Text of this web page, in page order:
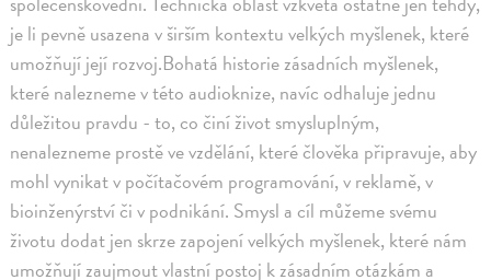
je li pevně usazena v širším kontextu velkých myšlenek, které
umožňují její rozvoj.Bohatá historie zásadních myšlenek,
které nalezneme v této audioknize, navíc odhaluje jednu
důležitou pravdu - to, co činí život smysluplným,
nenalezneme prostě ve vzdělání, které člověka připravuje, aby
mohl vynikat v počítačovém programování, v reklamě, v
bioinženýrství či v podnikání. Smysl a cíl můžeme svému
životu dodat jen skrze zapojení velkých myšlenek, které nám
umožňují zaujmout vlastní postoj k zásadním otázkám a